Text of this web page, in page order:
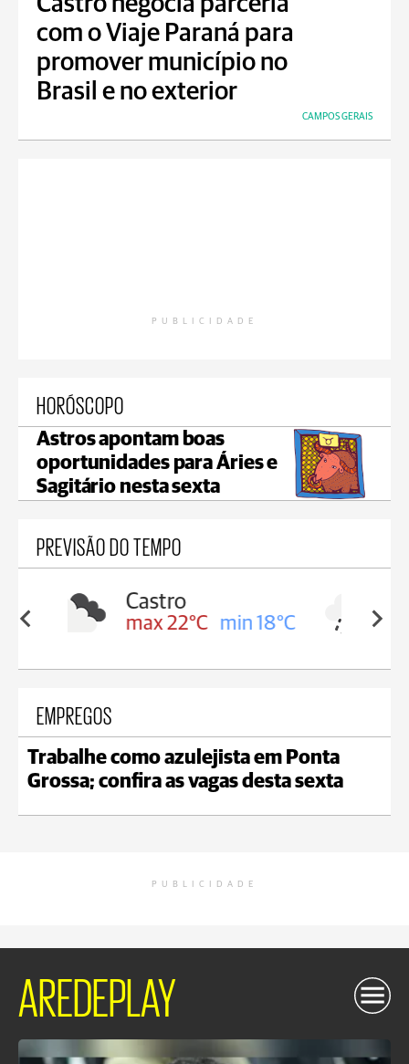
com o Viaje Paraná para
promover município no
Brasil e no exterior
CAMPOS GERAIS
PUBLICIDADE
HORÓSCOPO
Astros apontam boas
oportunidades para Áries e
Sagitário nesta sexta
PREVISÃO DO TEMPO
18°C
Carambeí
max 21°C min 18°C
EMPREGOS
Trabalhe como azulejista em Ponta
Grossa; confira as vagas desta sexta
PUBLICIDADE
AREDEPLAY